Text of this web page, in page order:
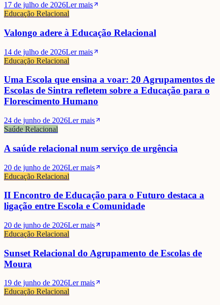
17 de julho de 2026Ler mais
Educação Relacional
Valongo adere à Educação Relacional
14 de julho de 2026Ler mais
Educação Relacional
Uma Escola que ensina a voar: 20 Agrupamentos de
Escolas de Sintra refletem sobre a Educação para o
Florescimento Humano
24 de junho de 2026Ler mais
Saúde Relacional
A saúde relacional num serviço de urgência
20 de junho de 2026Ler mais
Educação Relacional
II Encontro de Educação para o Futuro destaca a
ligação entre Escola e Comunidade
20 de junho de 2026Ler mais
Educação Relacional
Sunset Relacional do Agrupamento de Escolas de
Moura
19 de junho de 2026Ler mais
Educação Relacional